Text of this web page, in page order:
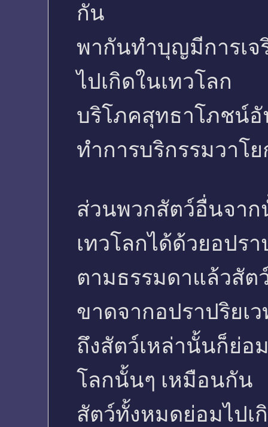
กัน
พากันทำบุญมีการเ
ไปเกิดในเทวโลก
บริโภคสุทธาโภชน์
ทำการบริกรรมวา
ส่วนพวกสัตว์อื่นจา
เทวโลกได้ด้วยอปร
ตามธรรมดาแล้วสัต
ขาดจากอปราปริยเ
ถึงสัตว์เหล่านั้นก็ย่อ
โลกนั้นๆ เหมือนกัน
สัตว์ทั้งหมดย่อมไปเ